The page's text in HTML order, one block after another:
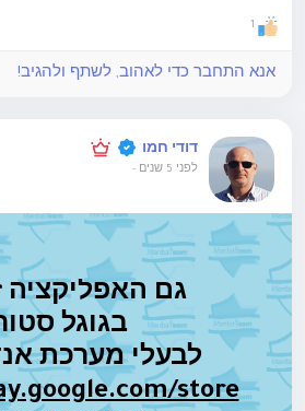
1
אנא התחבר כדי לאהוב, לשתף ולהגיב!
דודי חמו
לפני 5 שנים -
גם האפליקציה
בגוגל
לבעלי מערכת
store